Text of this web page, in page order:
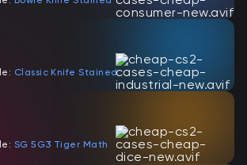
Classic Knife Stained
SG 5G3 Tiger Math